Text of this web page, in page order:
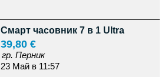
Смарт часовник 7 в 1 Ultra
39,80 €
гр. Перник
23 Май в 11:57